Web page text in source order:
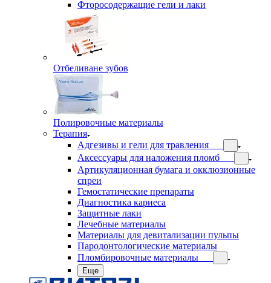
Фторосодержащие гели и лаки
Отбеливане зубов
Полировочные материалы
Терапия
Адгезивы и гели для травления
Аксессуары для наложения пломб
Артикуляционная бумага и окклюзионные
спреи
Гемостатические препараты
Диагностика кариеса
Защитные лаки
Лечебные материалы
Материалы для девитализации пульпы
Пародонтологические материалы
Пломбировочные материалы
Еще